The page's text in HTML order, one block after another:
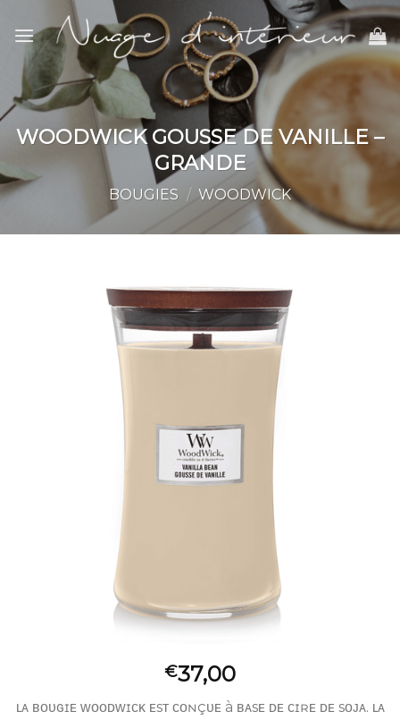
content
WOODWICK GOUSSE DE VANILLE –
GRANDE
BOUGIES / WOODWICK
€37,00
ʟᴀ ʙᴏᴜɢɪᴇ ᴡᴏᴏᴅᴡɪᴄᴋ ᴇsᴛ ᴄᴏɴçᴜᴇ à ʙᴀsᴇ ᴅᴇ ᴄɪʀᴇ ᴅᴇ sᴏᴊᴀ. ʟᴀ